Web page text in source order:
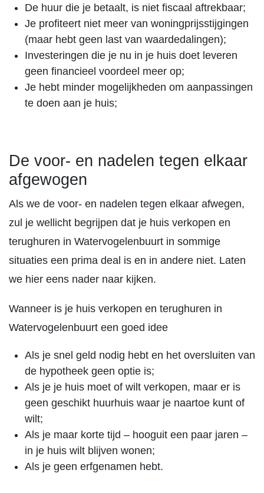
De huur die je betaalt, is niet fiscaal aftrekbaar;
Je profiteert niet meer van woningprijsstijgingen
(maar hebt geen last van waardedalingen);
Investeringen die je nu in je huis doet leveren
geen financieel voordeel meer op;
Je hebt minder mogelijkheden om aanpassingen
te doen aan je huis;
De voor- en nadelen tegen elkaar
afgewogen
Als we de voor- en nadelen tegen elkaar afwegen,
zul je wellicht begrijpen dat je huis verkopen en
terughuren in Watervogelenbuurt in sommige
situaties een prima deal is en in andere niet. Laten
we hier eens nader naar kijken.
Wanneer is je huis verkopen en terughuren in
Watervogelenbuurt een goed idee
Als je snel geld nodig hebt en het oversluiten van
de hypotheek geen optie is;
Als je je huis moet of wilt verkopen, maar er is
geen geschikt huurhuis waar je naartoe kunt of
wilt;
Als je maar korte tijd – hooguit een paar jaren –
in je huis wilt blijven wonen;
Als je geen erfgenamen hebt.